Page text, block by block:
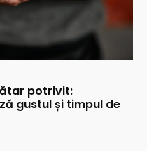
potrivit:
gustul și timpul de